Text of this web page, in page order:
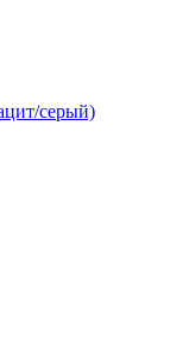
серый)